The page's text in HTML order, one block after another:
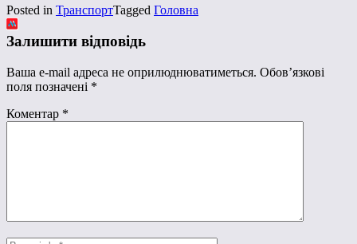
Posted in ТранспортTagged Головна
Залишити відповідь
Ваша e-mail адреса не оприлюднюватиметься. Обов’язкові
поля позначені *
Коментар *